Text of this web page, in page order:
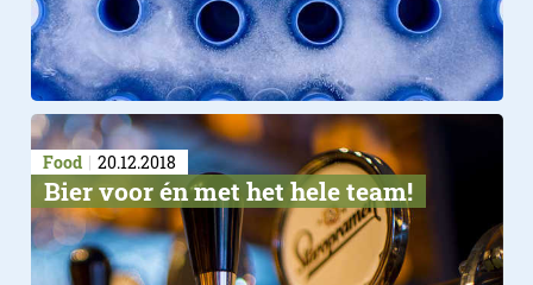
Food 20.12.2018
​Bier voor én met het hele team!